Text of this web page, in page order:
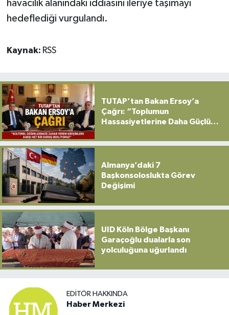
havacılık alanındaki iddiasını ileriye taşımayı
hedeflediği vurgulandı.
Kaynak: RSS
TUTAP’tan Bakan Ersoy’a
Çağrı: “Toplumun
Hassasiyetlerine Daha Güçlü
Almanya’daki 7
Başkonsoloslukta Görev
Değişimi
UID Köln Bölge Başkanı
Garaçoğlu dualarla son
yolculuğuna uğurlandı
EDITÖR HAKKINDA
Haber Merkezi